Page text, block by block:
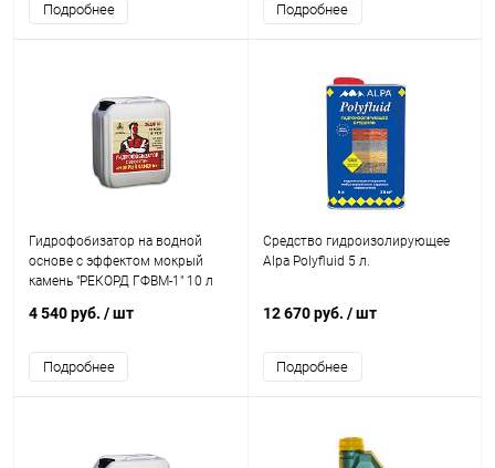
Подробнее Подробнее
Гидрофобизатор на водной
основе с эффектом мокрый
камень "РЕКОРД ГФВМ-1" 10 л
4 540 руб. / шт
Подробнее
Средство гидроизолирующее
Alpa Polyfluid 5 л.
12 670 руб. / шт
Подробнее